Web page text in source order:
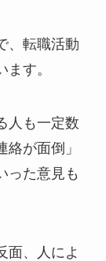
、転職活動
す。
人も一定数
が面倒」
った意見も
面、人によ